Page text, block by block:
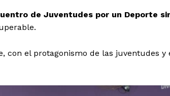
de Juventudes por un Deporte
con el protagonismo de las juventudes y